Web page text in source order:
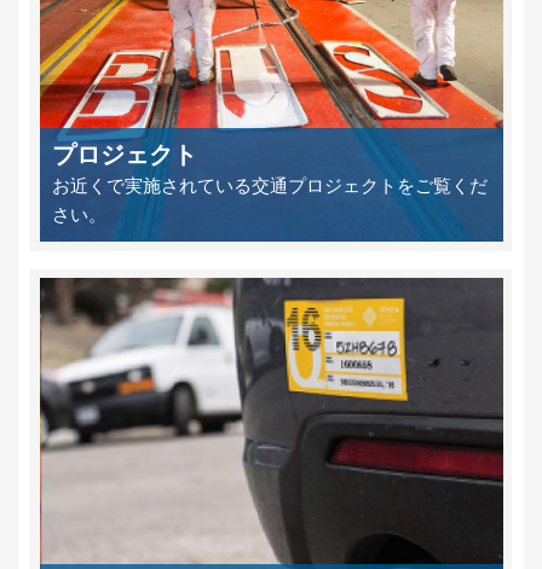
プロジェクト
お近くで実施されている交通プロジェクトをご覧くだ
さい。